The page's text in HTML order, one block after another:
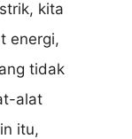
kita
energi,
tidak
alat
itu,